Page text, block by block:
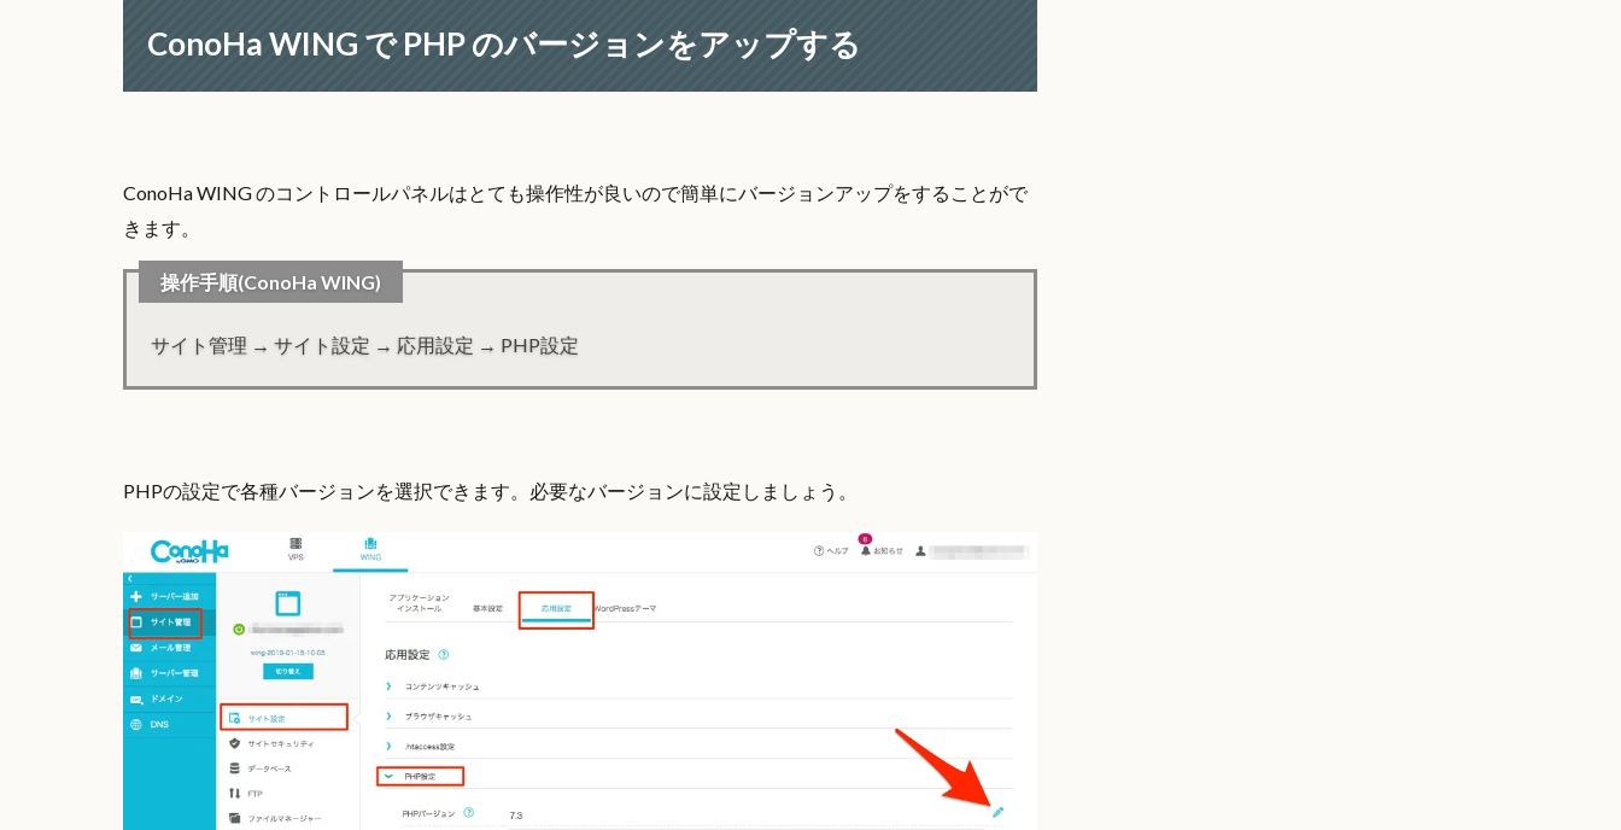
ConoHa WING で PHP のバージョンをアップする
ConoHa WING のコントロールパネルはとても操作性が良いので簡単にバージョンアップをすることがで
きます。
操作手順(ConoHa WING)
サイト管理 → サイト設定 → 応用設定 → PHP設定
PHPの設定で各種バージョンを選択できます。必要なバージョンに設定しましょう。